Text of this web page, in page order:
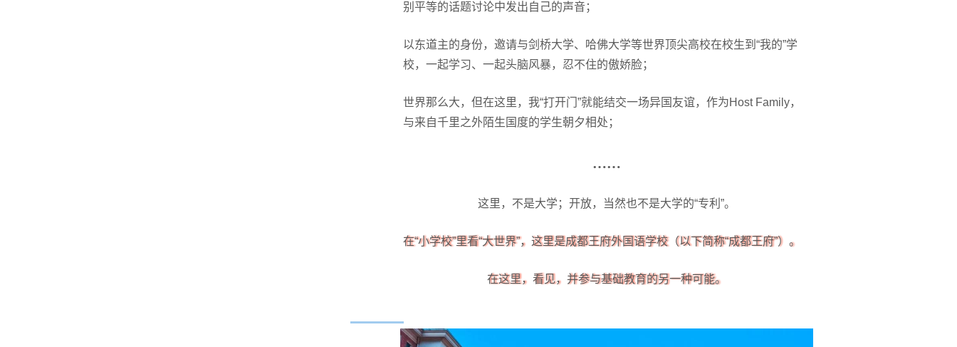
别平等的话题讨论中发出自己的声音；
以东道主的身份，邀请与剑桥大学、哈佛大学等世界顶尖高校在校生到“我的”学
校，一起学习、一起头脑风暴，忍不住的傲娇脸；
世界那么大，但在这里，我“打开门”就能结交一场异国友谊，作为Host Family，
与来自千里之外陌生国度的学生朝夕相处；
……
这里，不是大学；开放，当然也不是大学的“专利”。
在“小学校”里看“大世界”，这里是成都王府外国语学校（以下简称“成都王府”）。
在这里，看见，并参与基础教育的另一种可能。